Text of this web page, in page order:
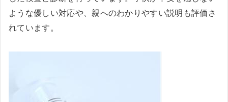
ような優しい対応や、親へのわかりやすい説明も評価さ
れています。